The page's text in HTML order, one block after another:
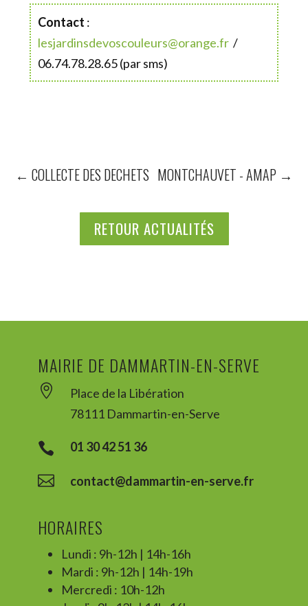
Contact :
lesjardinsdevoscouleurs@orange.fr/
06.74.78.28.65 (par sms)
←COLLECTE DES DECHETS MONTCHAUVET - AMAP→
RETOUR ACTUALITÉS
MAIRIE DE DAMMARTIN-EN-SERVE

Place de la Libération
78111 Dammartin-en-Serve
 01 30 42 51 36
 contact@dammartin-en-serve.fr
HORAIRES
Lundi : 9h-12h | 14h-16h
Mardi : 9h-12h | 14h-19h
Mercredi : 10h-12h